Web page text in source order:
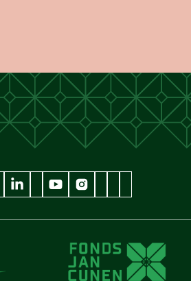
Jan Cunen
Museum Jan Cunen
wikipedia Museum Jan Cunen
linkedin Museum Jan Cunen
googleplus Museum Jan Cunen
youtube Museum Jan Cunen
instagram Museum